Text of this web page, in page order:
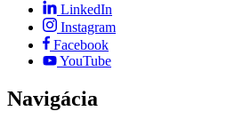
LinkedIn
Instagram
Facebook
YouTube
Navigácia